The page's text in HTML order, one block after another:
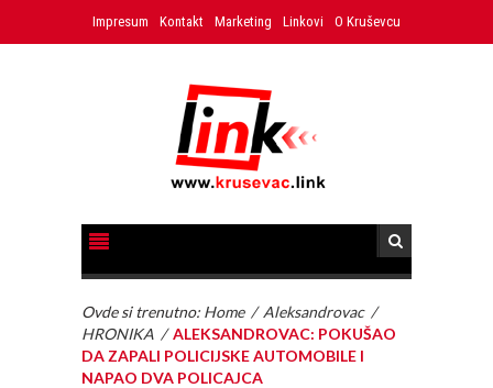
Impresum Kontakt Marketing Linkovi O Kruševcu
Ovde si trenutno: Home / Aleksandrovac /
HRONIKA /ALEKSANDROVAC: POKUŠAO
DA ZAPALI POLICIJSKE AUTOMOBILE I
NAPAO DVA POLICAJCA